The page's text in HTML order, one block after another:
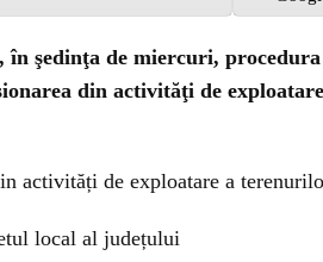
în şedinţa de miercuri,
din activităţi de
activități de exploatare a
local al județului